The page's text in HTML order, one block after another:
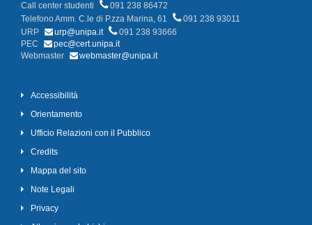
Call center studenti
091 238 86472
Telefono Amm. C.le di P.zza Marina, 61
091 238 93011
URP
urp@unipa.it
091 238 93666
PEC
pec@cert.unipa.it
Webmaster
webmaster@unipa.it
Accessibilità
Orientamento
Ufficio Relazioni con il Pubblico
Credits
Mappa del sito
Note Legali
Privacy